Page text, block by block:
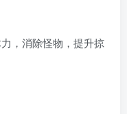
，消除怪物，提升掠